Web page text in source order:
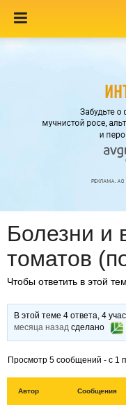
Болезни и
томатов
Чтобы ответить в этой
В этой теме 4 ответа, 4
месяца назад сделано
Просмотр 5 сообщений - с 1
Автор Сообщения